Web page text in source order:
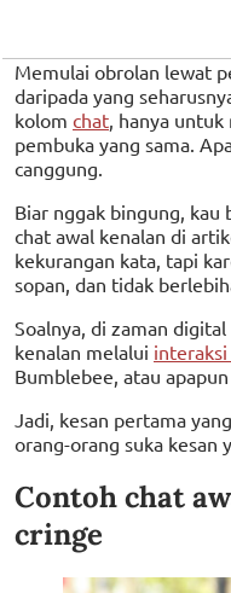
Memulai obrolan lewat
daripada yang
kolom chat , hanya
pembuka yang sama.
canggung.
Biar nggak bingung,
chat awal kenalan di
kekurangan kata, tapi
sopan, dan tidak
Soalnya, di zaman
kenalan melalui
Bumblebee, atau apapun
Jadi, kesan pertama
orang-orang suka kesan
Contoh chat
cringe